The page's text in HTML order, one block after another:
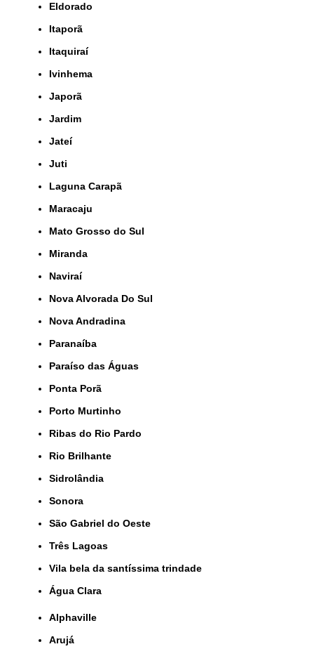
Eldorado
Itaporã
Itaquiraí
Ivinhema
Japorã
Jardim
Jateí
Juti
Laguna Carapã
Maracaju
Mato Grosso do Sul
Miranda
Naviraí
Nova Alvorada Do Sul
Nova Andradina
Paranaíba
Paraíso das Águas
Ponta Porã
Porto Murtinho
Ribas do Rio Pardo
Rio Brilhante
Sidrolândia
Sonora
São Gabriel do Oeste
Três Lagoas
Vila bela da santíssima trindade
Água Clara
Alphaville
Arujá